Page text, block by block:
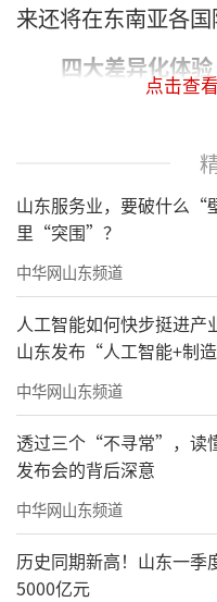
来还将在东南亚各国
四大差异化体
在竞争激烈的
择以价换量，但
次上市的Horizon
合人民币1万元）
坚持以高价值赢得用
针对当地用户
饮食特点，Horizon
控冷鲜科技，让冷
还搭载100%独立制
户爱喝冰饮的习惯。
此外，Horizon
大容积及AI之眼智
智慧饮食体验。
点击查
山东服务业，要破什么“
里“突围”？
中华网山东频道
人工智能如何快步挺进
山东发布“人工智能+制
中华网山东频道
透过三个“不寻常”，读
发布会的背后深意
中华网山东频道
历史同期新高！山东一季
5000亿元